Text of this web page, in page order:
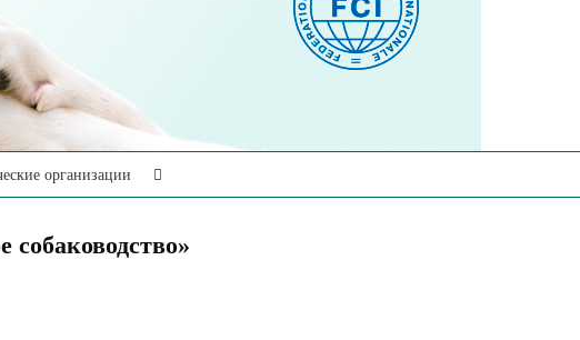
организации
собаководство»